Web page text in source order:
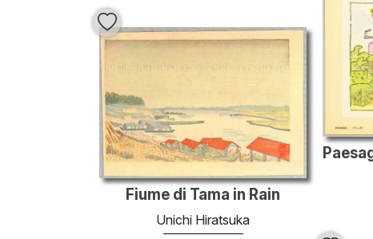
Fiume di Tama in Rain
Unichi Hiratsuka